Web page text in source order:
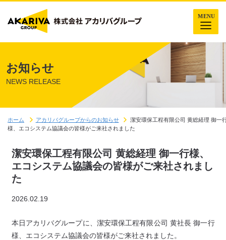
お知らせ
NEWS RELEASE
ホーム アカリバグループからのお知らせ
潔安環保工程有限公司 黄総経理 御一
様、エコシステム協議会の皆様がご来社されました
潔安環保工程有限公司 黄総経理 御一行様、
エコシステム協議会の皆様がご来社されまし
た
2026.02.19
本日アカリバグループに、潔安環保工程有限公司 黄社長 御一行
様、エコシステム協議会の皆様がご来社されました。